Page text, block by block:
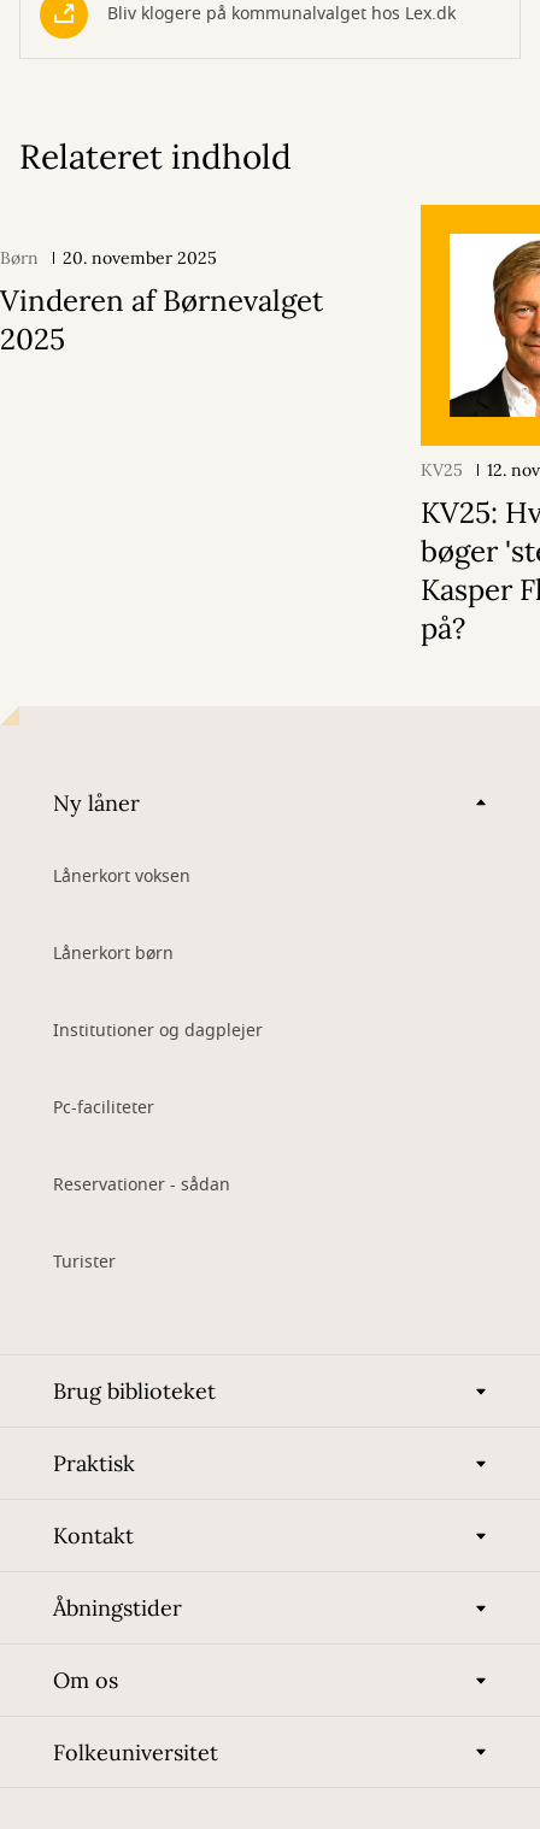
Bliv klogere på kommunalvalget hos Lex.dk
Relateret indhold
Børn 20. november 2025
Vinderen af Børnevalget
2025
KV25 12.
KV25:
bøger
Kasper
på?
Ny låner
Lånerkort voksen
Lånerkort børn
Institutioner og dagplejer
Pc-faciliteter
Reservationer - sådan
Turister
Brug biblioteket
Praktisk
Kontakt
Åbningstider
Om os
Folkeuniversitet